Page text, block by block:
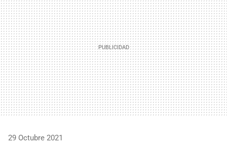
29 Octubre 2021